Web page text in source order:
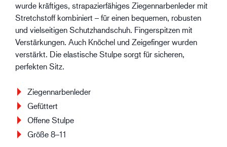
wurde kräftiges, strapazierfähiges Ziegennarbenleder mit
Stretchstoff kombiniert – für einen bequemen, robusten
und vielseitigen Schutzhandschuh. Fingerspitzen mit
Verstärkungen. Auch Knöchel und Zeigefinger wurden
verstärkt. Die elastische Stulpe sorgt für sicheren,
perfekten Sitz.
Ziegennarbenleder
Gefüttert
Offene Stulpe
Größe 8–11